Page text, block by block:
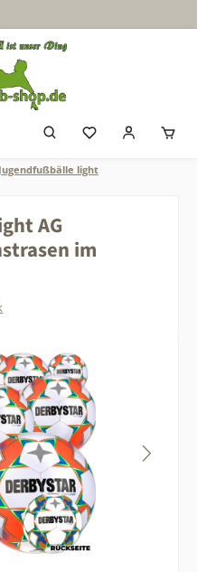
Jugendfußbälle light
AG
im